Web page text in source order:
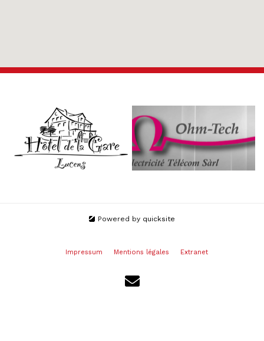
Powered by quicksite
Impressum Mentions légales Extranet